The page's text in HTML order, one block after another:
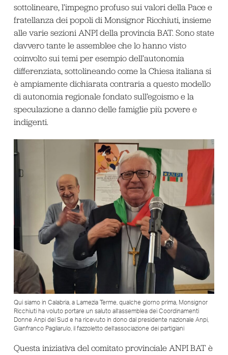
sottolineare, l’impegno profuso sui valori della Pace e
fratellanza dei popoli di Monsignor Ricchiuti, insieme
alle varie sezioni ANPI della provincia BAT. Sono state
davvero tante le assemblee che lo hanno visto
coinvolto sui temi per esempio dell’autonomia
differenziata, sottolineando come la Chiesa italiana si
è ampiamente dichiarata contraria a questo modello
di autonomia regionale fondato sull’egoismo e la
speculazione a danno delle famiglie più povere e
indigenti.
Qui siamo in Calabria, a Lamezia Terme, qualche giorno prima, Monsignor
Ricchiuti ha voluto portare un saluto all’assemblea dei Coordinamenti
Donne Anpi del Sud e ha ricevuto in dono dal presidente nazionale Anpi,
Gianfranco Pagliarulo, il fazzoletto dell’associazione dei partigiani
Questa iniziativa del comitato provinciale ANPI BAT è